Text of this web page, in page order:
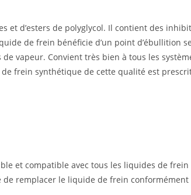
et d’esters de polyglycol. Il contient des
de frein bénéficie d’un point d’ébullition
vapeur. Convient très bien à tous les
frein synthétique de cette qualité est
et compatible avec tous les liquides de
remplacer le liquide de frein